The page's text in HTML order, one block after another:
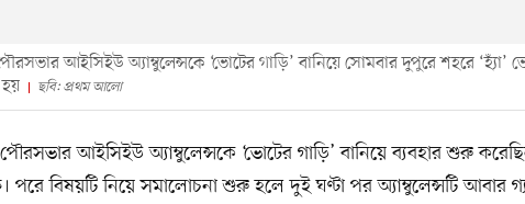
আইসিইউ অ্যাম্বুলেন্সকে ‘ভোটের গাড়ি’ বানিয়ে সোমবার দুপুরে শহরে ‘হ্যাঁ’
ছবি: প্রথম আলো
আইসিইউ অ্যাম্বুলেন্সকে ‘ভোটের গাড়ি’ বানিয়ে ব্যবহার শুরু
পরে বিষয়টি নিয়ে সমালোচনা শুরু হলে দুই ঘণ্টা পর অ্যাম্বুলেন্সটি আবার